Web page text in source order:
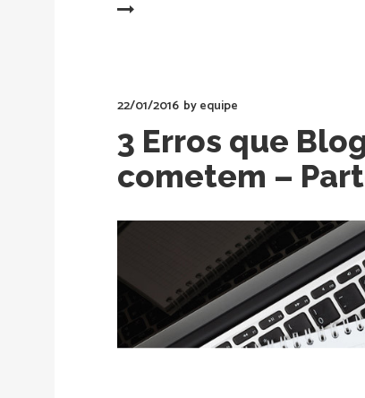
READ MORE
22/01/2016 byequipe
3 Erros que
cometem –